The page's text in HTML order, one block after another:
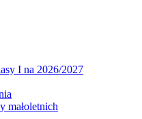
I na 2026/2027
małoletnich